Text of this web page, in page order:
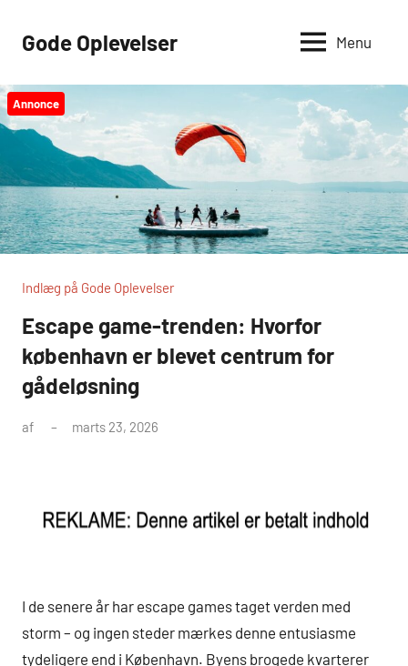
Gode Oplevelser Menu
Annonce
Indlæg på Gode Oplevelser
Escape game-trenden: Hvorfor
københavn er blevet centrum for
gådeløsning
af marts 23, 2026
I de senere år har escape games taget verden med
storm – og ingen steder mærkes denne entusiasme
tydeligere end i København. Byens brogede kvarterer